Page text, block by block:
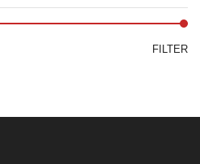
FILTER